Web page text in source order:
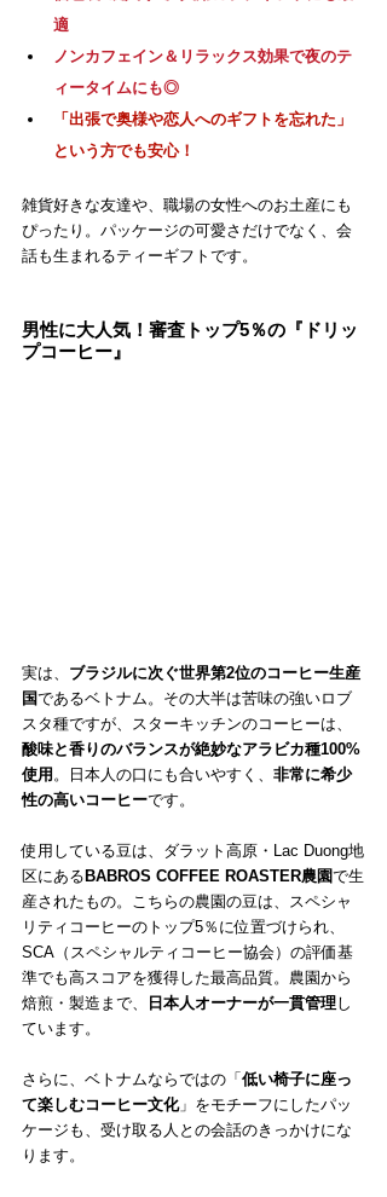
適
ノンカフェイン＆リラックス効果で夜のテ
ィータイムにも◎
「出張で奥様や恋人へのギフトを忘れた」
という方でも安心！
雑貨好きな友達や、職場の女性へのお土産にも
ぴったり。パッケージの可愛さだけでなく、会
話も生まれるティーギフトです。
男性に大人気！審査トップ5％の『ドリッ
プコーヒー』
実は、 ブラジルに次ぐ世界第2位のコーヒー生産
国であるベトナム。その大半は苦味の強いロブ
スタ種ですが、スターキッチンのコーヒーは、
酸味と香りのバランスが絶妙なアラビカ種100%
使用 。日本人の口にも合いやすく、 非常に希少
性の高いコーヒーです。
使用している豆は、ダラット高原・Lac Duong地
区にある BABROS COFFEE ROASTER農園で生
産されたもの。こちらの農園の豆は、スペシャ
リティコーヒーのトップ5％に位置づけられ、
SCA（スペシャルティコーヒー協会）の評価基
準でも高スコアを獲得した最高品質。農園から
焙煎・製造まで、
日本人オーナーが一貫管理し
ています。
さらに、ベトナムならではの「 低い椅子に座っ
て楽しむコーヒー文化」をモチーフにしたパッ
ケージも、受け取る人との会話のきっかけにな
ります。